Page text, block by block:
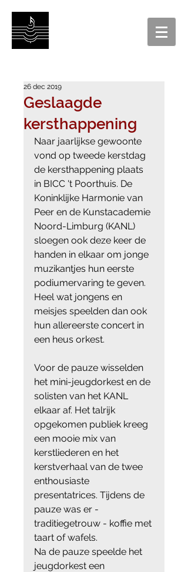
Geslaagde
kersthappening
26 dec 2019
Naar jaarlijkse gewoonte
vond op tweede kerstdag
de kersthappening plaats
in BICC 't Poorthuis. De
Koninklijke Harmonie van
Peer en de Kunstacademie
Noord-Limburg (KANL)
sloegen ook deze keer de
handen in elkaar om jonge
muzikantjes hun eerste
podiumervaring te geven.
Heel wat jongens en
meisjes speelden dan ook
hun allereerste concert in
een heus orkest.
Voor de pauze wisselden
het mini-jeugdorkest en de
solisten van het KANL
elkaar af. Het talrijk
opgekomen publiek kreeg
een mooie mix van
kerstliederen en het
kerstverhaal van de twee
enthousiaste
presentatrices. Tijdens de
pauze was er -
traditiegetrouw - koffie met
taart of wafels.
Na de pauze speelde het
jeugdorkest een